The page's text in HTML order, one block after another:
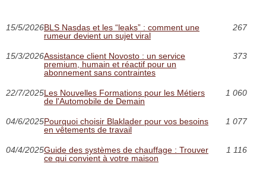
15/5/2026BLS Nasdas et les “leaks” : comment une
rumeur devient un sujet viral
267
15/3/2026Assistance client Novosto : un service
premium, humain et réactif pour un
abonnement sans contraintes
373
22/7/2025Les Nouvelles Formations pour les Métiers
de l'Automobile de Demain
1 060
04/6/2025Pourquoi choisir Blaklader pour vos besoins
en vêtements de travail
1 077
04/4/2025Guide des systèmes de chauffage : Trouver
ce qui convient à votre maison
1 116